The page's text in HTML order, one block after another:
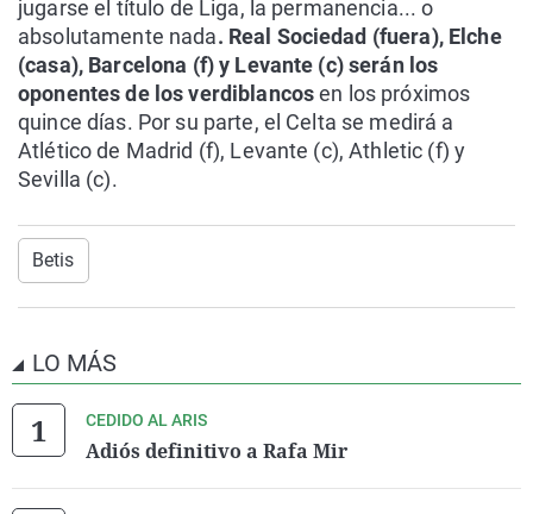
jugarse el título de Liga, la permanencia... o
absolutamente nada. Real Sociedad (fuera), Elche
(casa), Barcelona (f) y Levante (c) serán los
oponentes de los verdiblancosen los próximos
quince días. Por su parte, el Celta se medirá a
Atlético de Madrid (f), Levante (c), Athletic (f) y
Sevilla (c).
Betis
LO MÁS
CEDIDO AL ARIS
Adiós definitivo a Rafa Mir